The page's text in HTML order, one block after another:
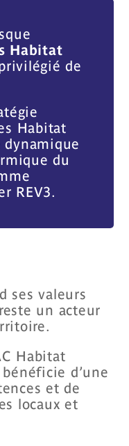
Habitat
de
Habitat
dynamique
du
REV3.
ses valeurs
un acteur
Habitat
d’une
et de
locaux et